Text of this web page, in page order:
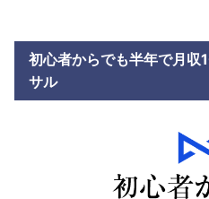
初心者からでも半年で月
サル